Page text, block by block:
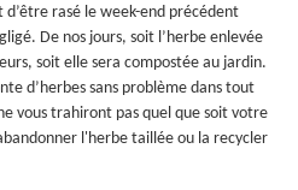
rasé le week-end précédent
De nos jours, soit l’herbe enlevée
soit elle sera compostée au jardin.
d’herbes sans problème dans tout
vous trahiront pas quel que soit votre
l'herbe taillée ou la recycler